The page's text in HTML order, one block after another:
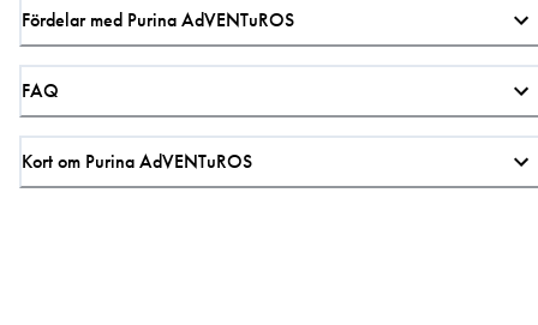
Fördelar med Purina AdVENTuROS
FAQ
Kort om Purina AdVENTuROS